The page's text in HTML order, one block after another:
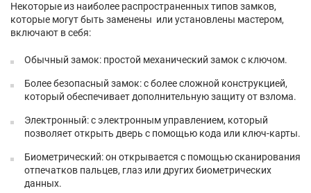
Некоторые из наиболее распространенных типов замков,
которые могут быть заменены или установлены мастером,
включают в себя:
Обычный замок: простой механический замок с ключом.
Более безопасный замок: с более сложной конструкцией,
который обеспечивает дополнительную защиту от взлома.
Электронный: с электронным управлением, который
позволяет открыть дверь с помощью кода или ключ-карты.
Биометрический: он открывается с помощью сканирования
отпечатков пальцев, глаз или других биометрических
данных.